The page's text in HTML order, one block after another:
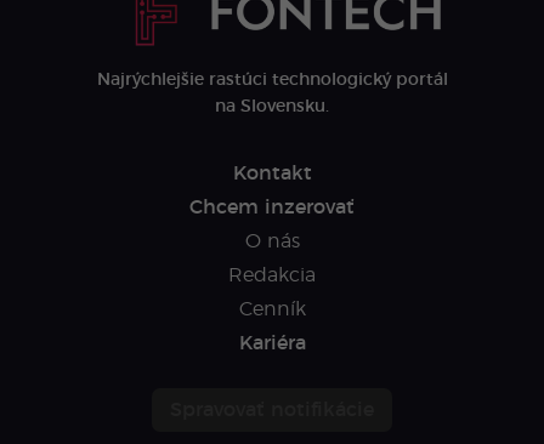
Najrýchlejšie rastúci technologický portál
na Slovensku.
Kontakt
Chcem inzerovať
O nás
Redakcia
Cenník
Kariéra